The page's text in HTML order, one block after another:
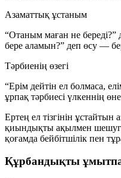
Азаматтық ұстаным
“Отаным маған не
бере аламын?” деп өсу —
Тәрбиенің өзегі
“Ерім дейтін ел болмаса,
ұрпақ тәрбиесі үлкеннің
Ертең ел тізгінін ұстайтын
қиындықты ақылмен
қоғамда бейбітшілік пен
Құрбандықты